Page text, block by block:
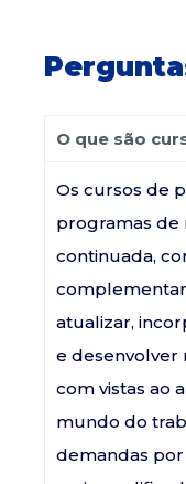
O que são
Os cursos de
programas de
continuada,
atualizar,
e desenvolver
com vistas ao
mundo do
demandas